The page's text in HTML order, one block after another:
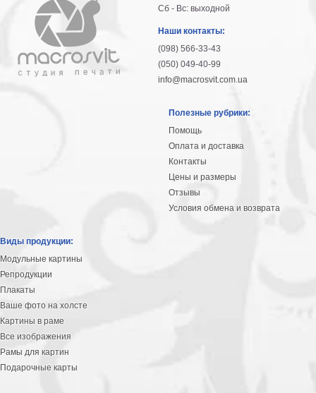
Сб - Вс: выходной
Наши контакты:
(098) 566-33-43
(050) 049-40-99
info@macrosvit.com.ua
Полезные рубрики:
Помощь
Оплата и доставка
Контакты
Цены и размеры
Отзывы
Условия обмена и возврата
Виды продукции:
Модульные картины
Репродукции
Плакаты
Ваше фото на холсте
Картины в раме
Все изображения
Рамы для картин
Подарочные карты